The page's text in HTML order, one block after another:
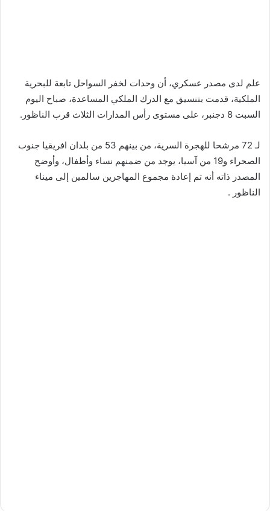
علم لدى مصدر عسكري، أن وحدات لخفر السواحل تابعة للبحرية
الملكية، قدمت بتنسيق مع الدرك الملكي المساعدة، صباح اليوم
السبت 8 دجنبر، على مستوى رأس المدارات الثلاث قرب الناظور.
لـ 72 مرشحا للهجرة السرية، من بينهم 53 من بلدان افريقيا جنوب
الصحراء و19 من آسيا، يوجد من ضمنهم نساء وأطفال، وأوضح
المصدر ذاته أنه تم إعادة مجموع المهاجرين سالمين إلى ميناء
الناظور .